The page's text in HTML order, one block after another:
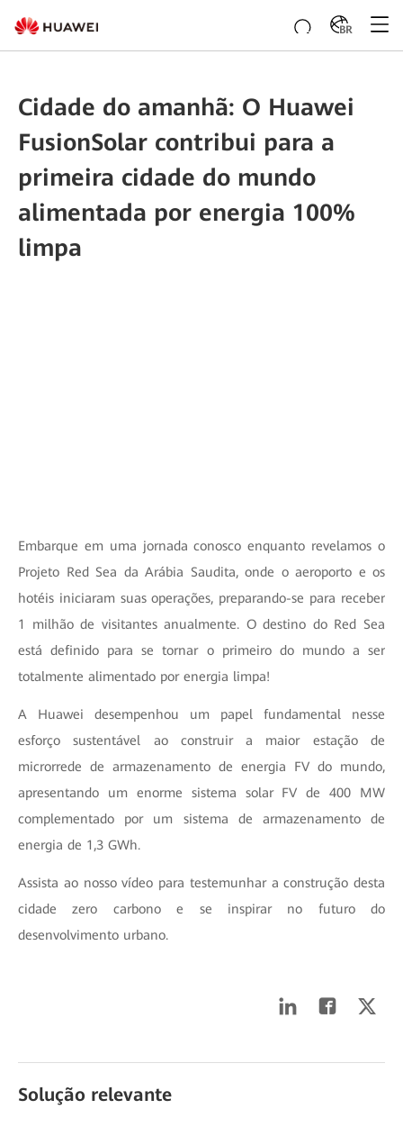
BR
Cidade do amanhã: O Huawei
FusionSolar contribui para a
primeira cidade do mundo
alimentada por energia 100%
limpa
Embarque em uma jornada conosco enquanto revelamos o
Projeto Red Sea da Arábia Saudita, onde o aeroporto e os
hotéis iniciaram suas operações, preparando-se para receber
1 milhão de visitantes anualmente. O destino do Red Sea
está definido para se tornar o primeiro do mundo a ser
totalmente alimentado por energia limpa!
A Huawei desempenhou um papel fundamental nesse
esforço sustentável ao construir a maior estação de
microrrede de armazenamento de energia FV do mundo,
apresentando um enorme sistema solar FV de 400 MW
complementado por um sistema de armazenamento de
energia de 1,3 GWh.
Assista ao nosso vídeo para testemunhar a construção desta
cidade zero carbono e se inspirar no futuro do
desenvolvimento urbano.
Solução relevante